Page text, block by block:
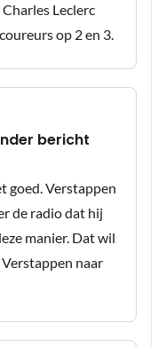
Leclerc
op 2 en 3.
bericht
goed. Verstappen
de radio dat hij
manier. Dat wil
naar